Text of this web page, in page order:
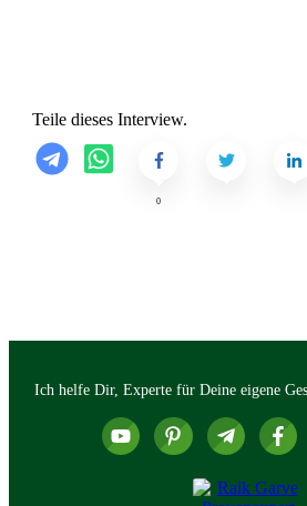
Teile dieses Interview.
0
Ich helfe Dir, Experte für Deine eigene